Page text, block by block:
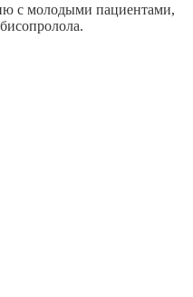
с молодыми пациентами,